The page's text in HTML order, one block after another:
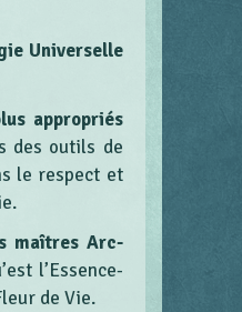
Universelle
appropriés
des outils de
le respect et
maîtres Arc-
l’Essence-
de Vie.